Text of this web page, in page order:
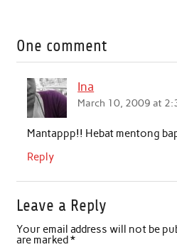
e
o
o
k
t
t
A
p
n
One comment
Ina
March 10, 2009 at
Mantappp!! Hebat mentong
Reply
Leave a Reply
Your email address will not be
are marked*